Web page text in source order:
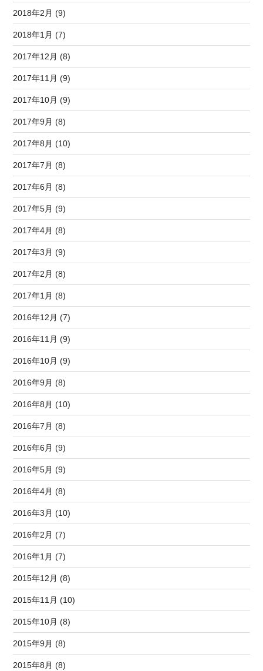
2018年2月 (9)
2018年1月 (7)
2017年12月 (8)
2017年11月 (9)
2017年10月 (9)
2017年9月 (8)
2017年8月 (10)
2017年7月 (8)
2017年6月 (8)
2017年5月 (9)
2017年4月 (8)
2017年3月 (9)
2017年2月 (8)
2017年1月 (8)
2016年12月 (7)
2016年11月 (9)
2016年10月 (9)
2016年9月 (8)
2016年8月 (10)
2016年7月 (8)
2016年6月 (9)
2016年5月 (9)
2016年4月 (8)
2016年3月 (10)
2016年2月 (7)
2016年1月 (7)
2015年12月 (8)
2015年11月 (10)
2015年10月 (8)
2015年9月 (8)
2015年8月 (8)